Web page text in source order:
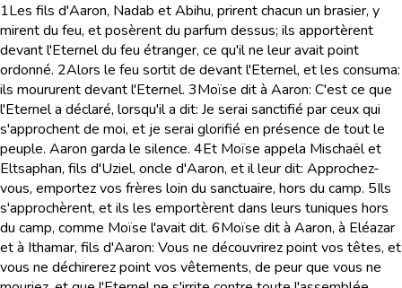
1Les fils d'Aaron, Nadab et Abihu, prirent chacun un brasier, y
mirent du feu, et posèrent du parfum dessus; ils apportèrent
devant l'Eternel du feu étranger, ce qu'il ne leur avait point
ordonné. 2Alors le feu sortit de devant l'Eternel, et les consuma:
ils moururent devant l'Eternel. 3Moïse dit à Aaron: C'est ce que
l'Eternel a déclaré, lorsqu'il a dit: Je serai sanctifié par ceux qui
s'approchent de moi, et je serai glorifié en présence de tout le
peuple. Aaron garda le silence. 4Et Moïse appela Mischaël et
Eltsaphan, fils d'Uziel, oncle d'Aaron, et il leur dit: Approchez-
vous, emportez vos frères loin du sanctuaire, hors du camp. 5Ils
s'approchèrent, et ils les emportèrent dans leurs tuniques hors
du camp, comme Moïse l'avait dit. 6Moïse dit à Aaron, à Eléazar
et à Ithamar, fils d'Aaron: Vous ne découvrirez point vos têtes, et
vous ne déchirerez point vos vêtements, de peur que vous ne